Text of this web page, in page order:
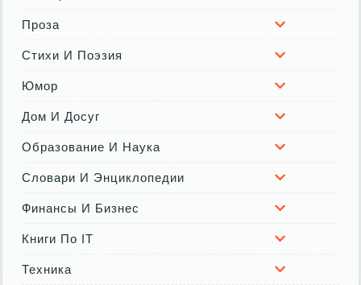
Проза
Стихи И Поэзия
Юмор
Дом И Досуг
Образование И Наука
Словари И Энциклопедии
Финансы И Бизнес
Книги По IT
Техника